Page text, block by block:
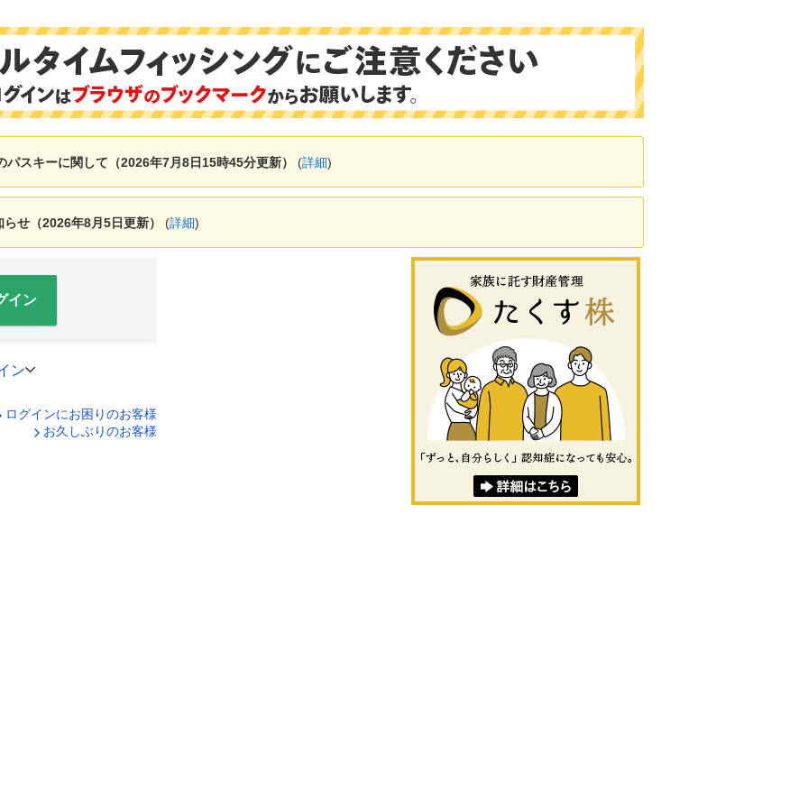
スキーに関して（2026年7月8日15時45分更新） (詳細)
せ（2026年8月5日更新） (詳細)
イン
ン
口座番号でログイン
ログインにお困りのお客様
お久しぶりのお客様